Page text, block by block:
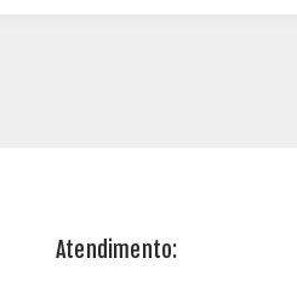
Atendimento: